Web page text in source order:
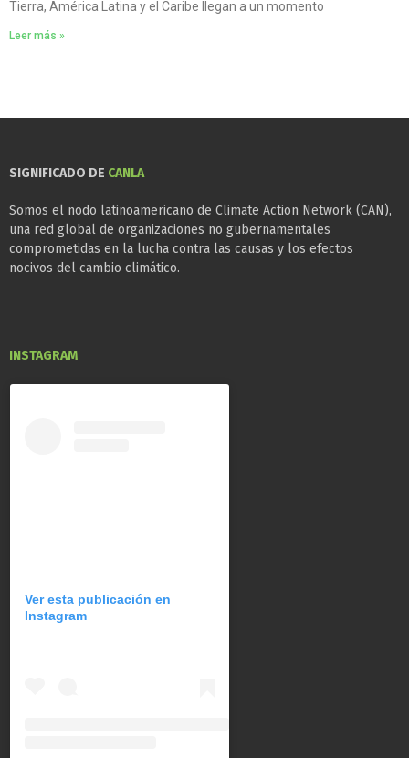
Tierra, América Latina y el Caribe llegan a un momento
Leer más »
SIGNIFICADO DE CANLA
Somos el nodo latinoamericano de Climate Action Network (CAN),
una red global de organizaciones no gubernamentales
comprometidas en la lucha contra las causas y los efectos
nocivos del cambio climático.
INSTAGRAM
Ver esta publicación en
Instagram